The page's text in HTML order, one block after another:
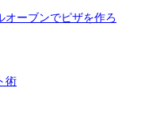
オーブンでピザを作ろ
術